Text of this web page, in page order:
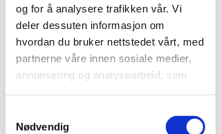
og for å analysere trafikken vår. Vi
deler dessuten informasjon om
hvordan du bruker nettstedet vårt, med
partnerne våre innen sosiale medier,
annonsering og analysearbeid, som
dem, eller som de har samlet inn
Nødvendig
Gardena
Dusjpistol
219,00 krPris
Antall *